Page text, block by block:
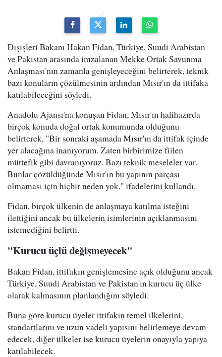
Dışişleri Bakanı Hakan Fidan, Türkiye, Suudi Arabistan
ve Pakistan arasında imzalanan Mekke Ortak Savunma
Anlaşması'nın zamanla genişleyeceğini belirterek, teknik
bazı konuların çözülmesinin ardından Mısır'ın da ittifaka
katılabileceğini söyledi.
Anadolu Ajansı'na konuşan Fidan, Mısır'ın halihazırda
birçok konuda doğal ortak konumunda olduğunu
belirterek, "Bir sonraki aşamada Mısır'ın da ittifak içinde
yer alacağına inanıyorum. Zaten birbirimize fiilen
müttefik gibi davranıyoruz. Bazı teknik meseleler var.
Bunlar çözüldüğünde Mısır'ın bu yapının parçası
olmaması için hiçbir neden yok." ifadelerini kullandı.
Fidan, birçok ülkenin de anlaşmaya katılma isteğini
ilettiğini ancak bu ülkelerin isimlerinin açıklanmasını
istemediğini belirtti.
"Kurucu üçlü değişmeyecek"
Bakan Fidan, ittifakın genişlemesine açık olduğunu ancak
Türkiye, Suudi Arabistan ve Pakistan'ın kurucu üç ülke
olarak kalmasının planlandığını söyledi.
Buna göre kurucu üyeler ittifakın temel ilkelerini,
standartlarını ve uzun vadeli yapısını belirlemeye devam
edecek, diğer ülkeler ise kurucu üyelerin onayıyla yapıya
katılabilecek.